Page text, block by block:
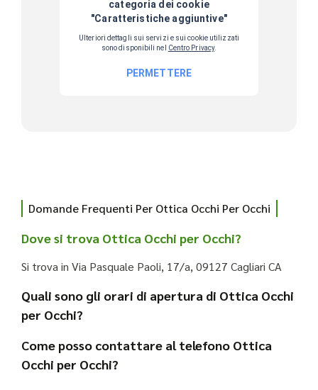
Domande Frequenti Per Ottica Occhi Per Occhi
Dove si trova Ottica Occhi per Occhi?
Si trova in Via Pasquale Paoli, 17/a, 09127 Cagliari CA
Quali sono gli orari di apertura di Ottica Occhi
per Occhi?
Come posso contattare al telefono Ottica
Occhi per Occhi?